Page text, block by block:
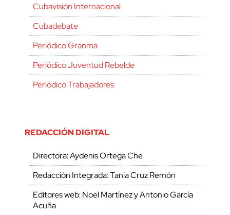
Cubavisión Internacional
Cubadebate
Periódico Granma
Periódico Juventud Rebelde
Periódico Trabajadores
REDACCIÓN DIGITAL
Directora: Aydenis Ortega Che
Redacción Integrada: Tania Cruz Remón
Editores web: Noel Martínez y Antonio García
Acuña